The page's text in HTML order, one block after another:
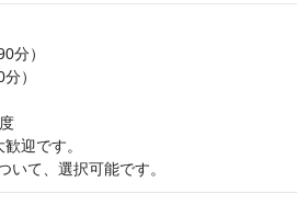
分）
）
迎です。
て、選択可能です。